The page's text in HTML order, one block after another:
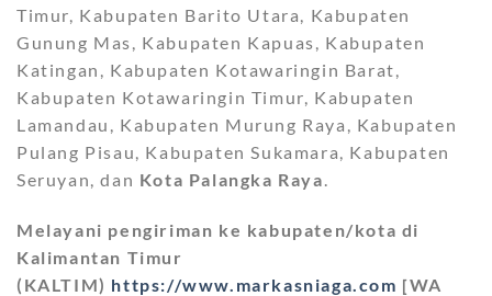
Timur, Kabupaten Barito Utara, Kabupaten
Gunung Mas, Kabupaten Kapuas, Kabupaten
Katingan, Kabupaten Kotawaringin Barat,
Kabupaten Kotawaringin Timur, Kabupaten
Lamandau, Kabupaten Murung Raya, Kabupaten
Pulang Pisau, Kabupaten Sukamara, Kabupaten
Seruyan, dan Kota Palangka Raya.
Melayani pengiriman ke kabupaten/kota di
Kalimantan Timur
(KALTIM) https://www.markasniaga.com [WA